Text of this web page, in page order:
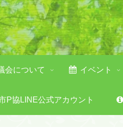
会について イベント
P協LINE公式アカウント